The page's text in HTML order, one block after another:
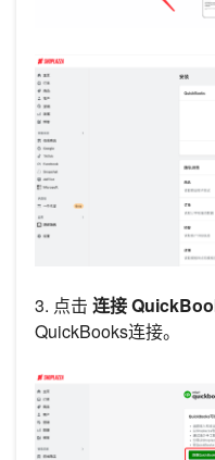
3. 点击 连接
QuickBooks连接。